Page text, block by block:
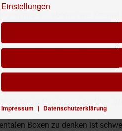
muss – ebenso wie
Perspektiven und Ideen
einem Tom Clancy Roman
CIA-Offizier, der offensichtlich
outside the box. And they
Boxen zu denken ist
Einstellungen
Impressum | Datenschutzerklärung